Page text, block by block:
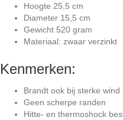
Hoogte 25,5 cm
Diameter 15,5 cm
Gewicht 520 gram
Materiaal: zwaar verzinkt
Kenmerken:
Brandt ook bij sterke wind
Geen scherpe randen
Hitte- en thermoshock